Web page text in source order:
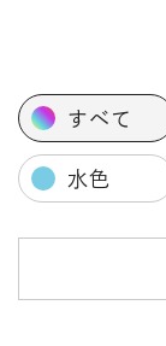
すべて
水色